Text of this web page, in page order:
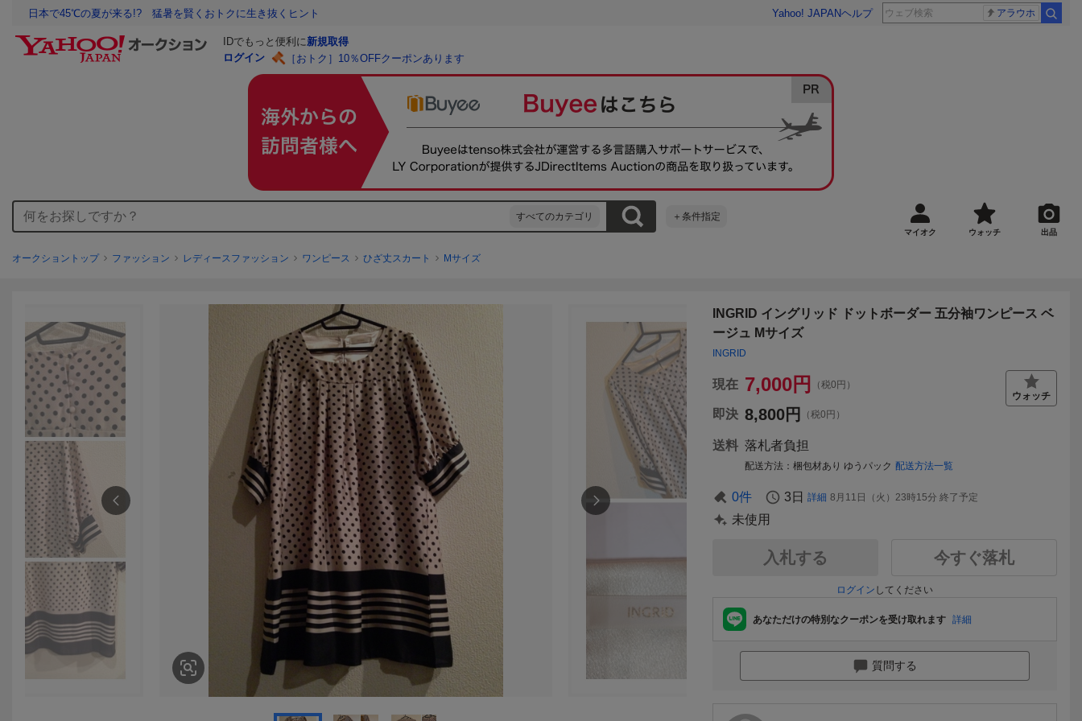
日本で45℃の夏が来る!? 猛暑を賢くおトクに生き抜くヒント Yahoo! JAPANヘルプ アラウホ
IDでもっと便利に新規取得
ログイン
［おトク］10％OFFクーポンあります
すべてのカテゴリ ＋条件指定
マイオク ウォッチ 出品
オークショントップ ファッション レディースファッション ワンピース ひざ丈スカート Mサイズ
INGRID イングリッド ドットボーダー 五分袖ワンピース ベ
ージュ Mサイズ
INGRID
現在 7,000円 （税0円）
即決 8,800円 （税0円）
送料 落札者負担
配送方法 梱包材あり ゆうパック 配送方法一覧
0件 3日 詳細 8月11日（火）23時15分 終了予定
未使用
入札する 今すぐ落札
ログイン してください
あなただけの特別なクーポンを受け取れます 詳細
質問する